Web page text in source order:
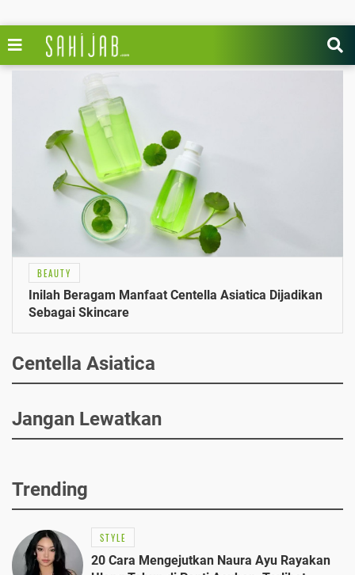
BEAUTY
Inilah Beragam Manfaat Centella Asiatica Dijadikan
Sebagai Skincare
Centella Asiatica
Jangan Lewatkan
Trending
STYLE
20 Cara Mengejutkan Naura Ayu Rayakan